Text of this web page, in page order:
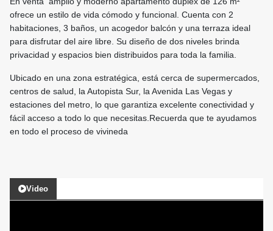
ofrece un estilo de vida cómodo y funcional. Cuenta con 2
habitaciones, 3 baños, un acogedor balcón y una terraza ideal
para disfrutar del aire libre. Su diseño de dos niveles brinda
privacidad y espacios bien distribuidos para toda la familia.
Ubicado en una zona estratégica, está cerca de supermercados,
centros de salud, la Autopista Sur, la Avenida Las Vegas y
estaciones del metro, lo que garantiza excelente conectividad y
fácil acceso a todo lo que necesitas.Recuerda que te ayudamos
en todo el proceso de vivineda
Video